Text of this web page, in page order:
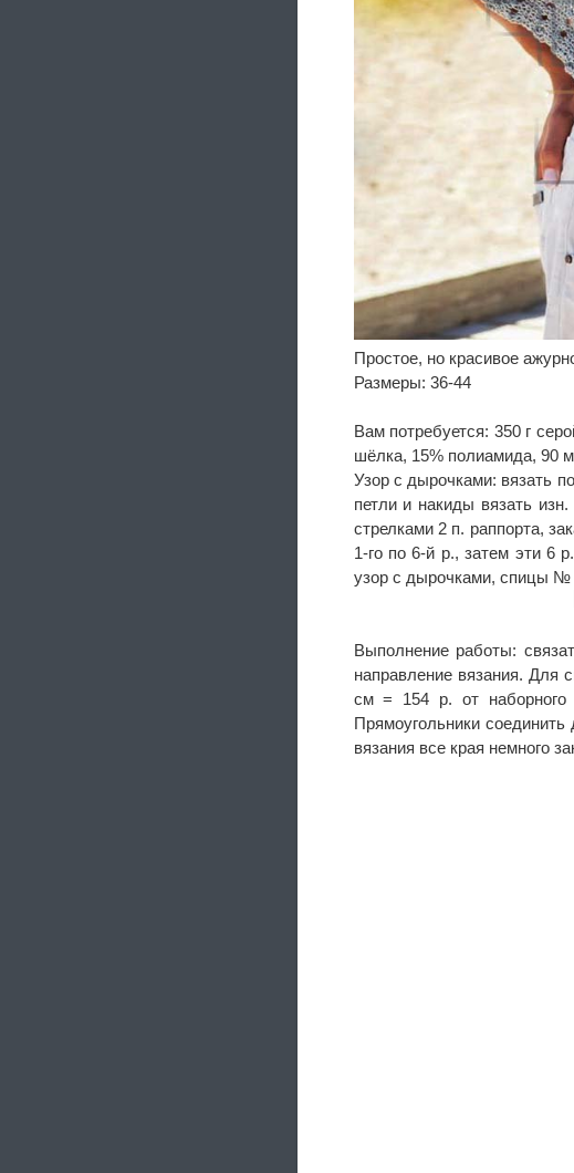
Простое, но красивое
Размеры: 36-44
Вам потребуется: 350 г
шёлка, 15% полиамида, 90
Узор с дырочками: вязать
петли и накиды вязать
стрелками 2 п. раппорта,
1-го по 6-й р., затем эти 6
узор с дырочками, спицы №
Выполнение работы:
направление вязания. Для
см = 154 р. от наборного
Прямоугольники
вязания все края немного